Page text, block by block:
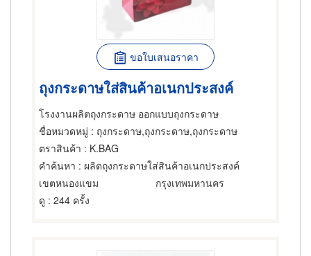
ขอใบเสนอราคา
ถุงกระดาษใส่สินค้าอเนกประสงค์
โรงงานผลิตถุงกระดาษ ออกแบบถุงกระดาษ
ชื่อหมวดหมู่ : ถุงกระดาษ,ถุงกระดาษ,ถุงกระดาษ
ตราสินค้า : K.BAG
คำค้นหา : ผลิตถุงกระดาษใส่สินค้าอเนกประสงค์
เขตหนองแขม
กรุงเทพมหานคร
ดู : 244 ครั้ง